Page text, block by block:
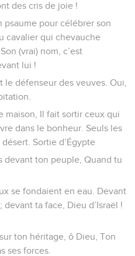
des cris de joie !
psaume pour célébrer son
cavalier qui chevauche
(vrai) nom, c’est
lui !
le défenseur des veuves. Oui,
maison, Il fait sortir ceux qui
dans le bonheur. Seuls les
Sortie d’Égypte
devant ton peuple, Quand tu
se fondaient en eau. Devant
ta face, Dieu d’Israël !
ton héritage, ô Dieu, Ton
ses forces.